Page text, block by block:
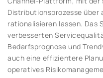
Distributionsprozesse über
rationalisieren lassen. Das
verbesserten
Bedarfsprognose und
auch eine effizientere
operatives